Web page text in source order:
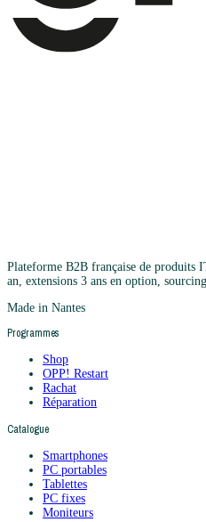
Plateforme B2B française de produits
an, extensions 3 ans en option,
Made in Nantes
Programmes
Shop
OPP! Restart
Rachat
Réparation
Catalogue
Smartphones
PC portables
Tablettes
PC fixes
Moniteurs